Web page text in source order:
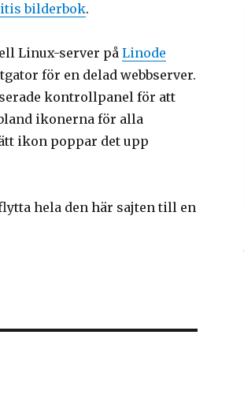
bilderbok.
Linux-server på Linode
för en delad webbserver.
kontrollpanel för att
ikonerna för alla
ikon poppar det upp
hela den här sajten till en